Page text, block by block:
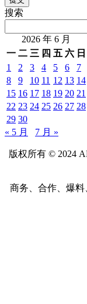
搜索
2026 年 6 月
一 二 三 四 五 六 日
1
2 3 4 5 6
7
8
9 10 11 12 13 14
15 16 17 18 19 20 21
22 23 24 25 26 27 28
29 30
« 5 月
7 月 »
版权所有 © 2024
商务、合作、爆